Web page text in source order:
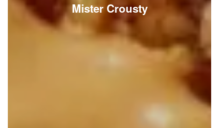
Mister Crousty